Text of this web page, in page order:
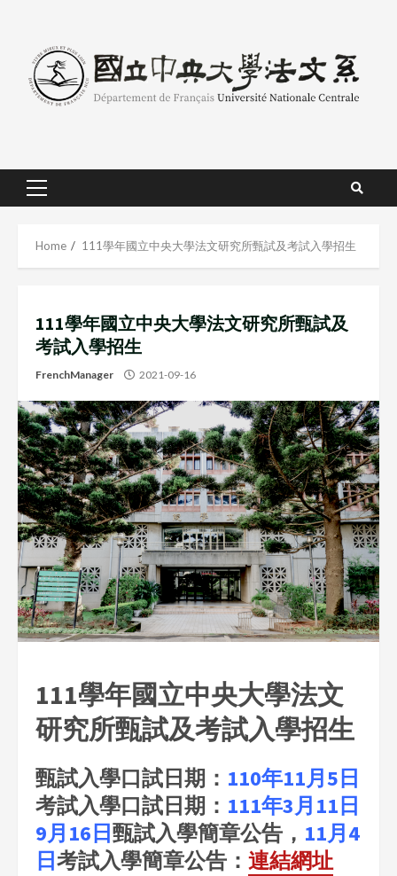
content
Primary
Home 111學年國立中央大學法文研究所甄試及考試入學招生
111學年國立中央大學法文研究所甄試及
考試入學招生
FrenchManager 2021-09-16
111學年國立中央大學法文
研究所甄試及考試入學招生
甄試入學口試日期： 110年11月5日
考試入學口試日期： 111年3月11日
9月16日甄試入學簡章公告， 11月4
日考試入學簡章公告： 連結網址